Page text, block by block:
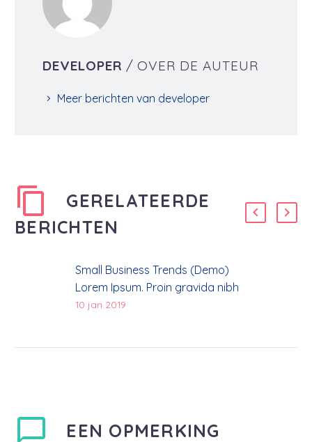
DEVELOPER / OVER DE AUTEUR
Meer berichten van developer
GERELATEERDE
BERICHTEN
Small Business Trends (Demo)
Lorem Ipsum. Proin gravida nibh
vel velit auctor aliquet. Aenean
10 jan 2019
EEN OPMERKING